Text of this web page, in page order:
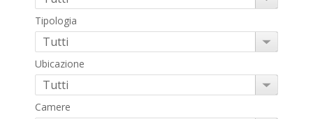
Tipologia
Ubicazione
Camere